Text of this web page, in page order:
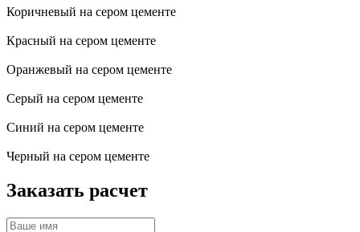
Коричневый на сером цементе
Красный на сером цементе
Оранжевый на сером цементе
Серый на сером цементе
Синий на сером цементе
Черный на сером цементе
Заказать расчет